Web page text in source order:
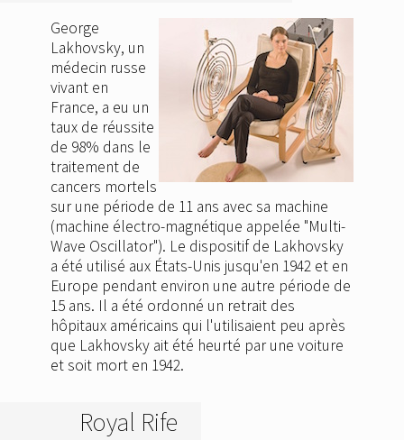
George
Lakhovsky, un
médecin russe
vivant en
France, a eu un
taux de réussite
de 98% dans le
traitement de
cancers mortels
sur une période de 11 ans avec sa machine
(machine électro-magnétique appelée "Multi-
Wave Oscillator"). Le dispositif de Lakhovsky
a été utilisé aux États-Unis jusqu'en 1942 et en
Europe pendant environ une autre période de
15 ans. Il a été ordonné un retrait des
hôpitaux américains qui l'utilisaient peu après
que Lakhovsky ait été heurté par une voiture
et soit mort en 1942.
Royal Rife